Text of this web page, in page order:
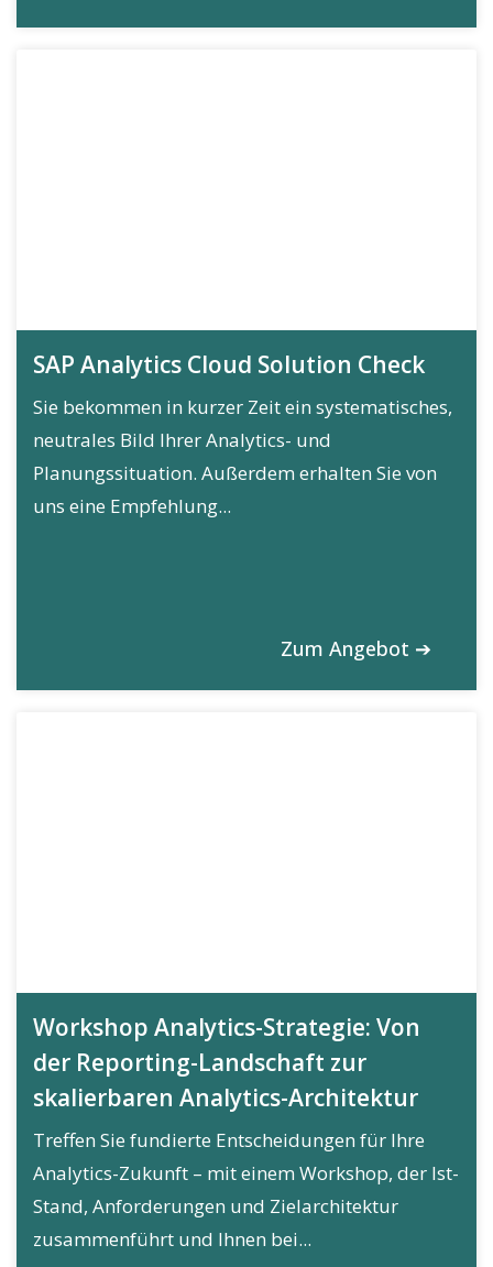
SAP Analytics Cloud Solution Check
Sie bekommen in kurzer Zeit ein systematisches,
neutrales Bild Ihrer Analytics- und
Planungssituation. Außerdem erhalten Sie von
uns eine Empfehlung...
Zum Angebot ➔
Workshop Analytics-Strategie: Von
der Reporting-Landschaft zur
skalierbaren Analytics-Architektur
Treffen Sie fundierte Entscheidungen für Ihre
Analytics-Zukunft – mit einem Workshop, der Ist-
Stand, Anforderungen und Zielarchitektur
zusammenführt und Ihnen bei...